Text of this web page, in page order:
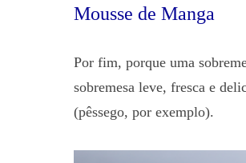
Mousse de Manga
Por fim, porque uma
sobremesa leve, fresca e
(pêssego, por exemplo).